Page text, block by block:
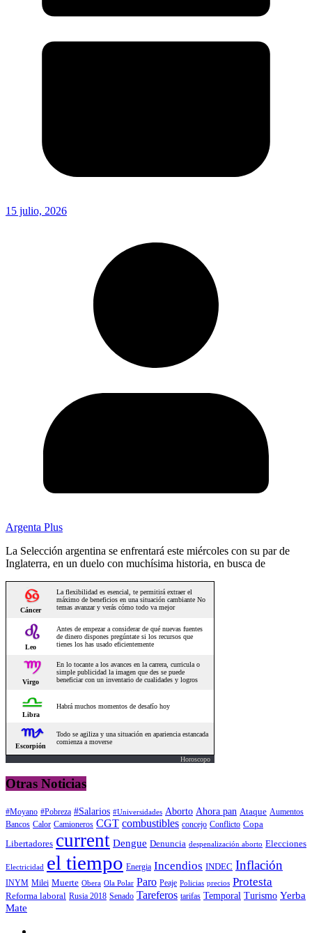
15 julio, 2026
Argenta Plus
La Selección argentina se enfrentará este miércoles con su par de
Inglaterra, en un duelo con muchísima historia, en busca de
Horoscopo
Otras Noticias
#Moyano #Pobreza #Salarios #Universidades Aborto Ahora pan Ataque Aumentos
Bancos Calor Camioneros CGT combustibles concejo Conflicto Copa
Libertadores current Dengue Denuncia despenalización aborto Elecciones
Electricidad el tiempo Energia Incendios INDEC Inflación
INYM Milei Muerte Obera Ola Polar Paro Peaje Policias precios Protesta
Reforma laboral Rusia 2018 Senado Tareferos tarifas Temporal Turismo Yerba
Mate